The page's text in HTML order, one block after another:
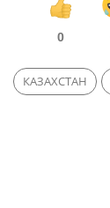
0
КАЗАХСТАН